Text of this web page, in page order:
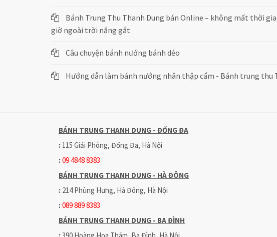
Bánh Trung Thu Thanh Dung bán Online – không mất thời
giờ ngoài trời nắng gắt
Câu chuyện bánh nướng bánh dẻo
Hướng dẫn làm bánh nướng nhân thập cẩm - Bánh trung thu
BÁNH TRUNG THANH DUNG - ĐỐNG ĐA
: 115 Giải Phóng, Đống Đa, Hà Nội
:09 4848 8383
BÁNH TRUNG THANH DUNG - HÀ ĐÔNG
: 214 Phùng Hưng, Hà Đông, Hà Nội
:089 889 8383
BÁNH TRUNG THANH DUNG - BA ĐÌNH